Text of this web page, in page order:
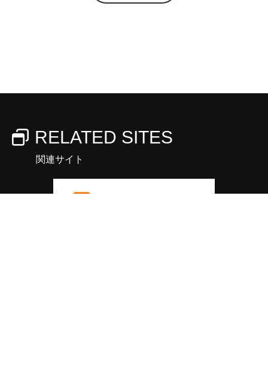
RELATED SITES
関連サイト